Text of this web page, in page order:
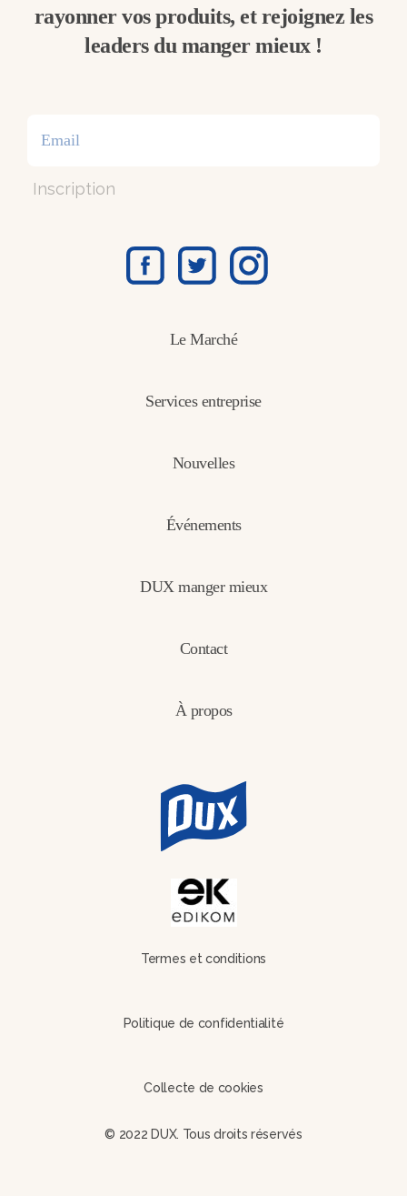
rayonner vos produits, et rejoignez les
leaders du manger mieux !
Inscription
Le Marché
Services entreprise
Nouvelles
Événements
DUX manger mieux
Contact
À propos
Termes et conditions
Politique de confidentialité
Collecte de cookies
© 2022 DUX. Tous droits réservés